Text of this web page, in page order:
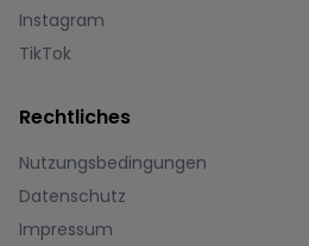
Instagram
TikTok
Rechtliches
Nutzungsbedingungen
Datenschutz
Impressum